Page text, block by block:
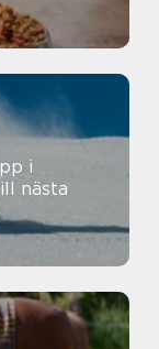
i
nästa